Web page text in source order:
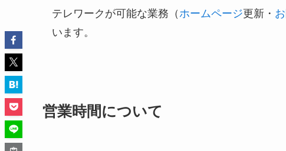
テレワークが可能な業務（ ホームページ更新・
います。
営業時間について